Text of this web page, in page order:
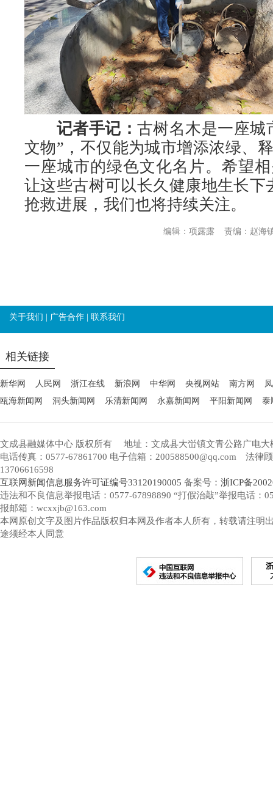
记者手记：古树名木是一座城
文物”，不仅能为城市增添浓绿、
一座城市的绿色文化名片。希望
让这些古树可以长久健康地生长下
抢救进展，我们也将持续关注。
责编：赵海
编辑：项露露
关于我们 广告合作 联系我们
相关链接
新华网 人民网 浙江在线 新浪网 中华网 央视网站 南方网
瓯海新闻网
洞头新闻网 乐清新闻网 永嘉新闻网 平阳新闻网 泰
文成县融媒体中心 版权所有
地址：文成县大峃镇文青公路广电大
电话传真：0577-67861700 电子信箱：200588500@qq.com 法律
13706616598
互联网新闻信息服务许可证编号33120190005 备案号： 浙ICP备
违法和不良信息举报电话：0577-67898890 “打假治敲”举报电话：
报邮箱：wcxxjb@163.com
本网原创文字及图片作品版权归本网及作者本人所有，转载请注明
途须经本人同意